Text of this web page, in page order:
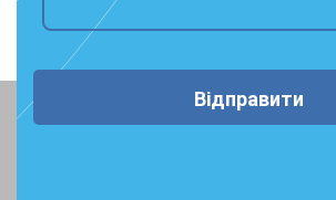
Відправити